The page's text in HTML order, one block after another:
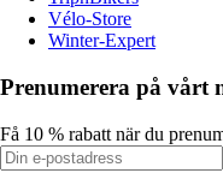
Vélo-Store
Winter-Expert
Prenumerera på vårt
Få 10 % rabatt när du